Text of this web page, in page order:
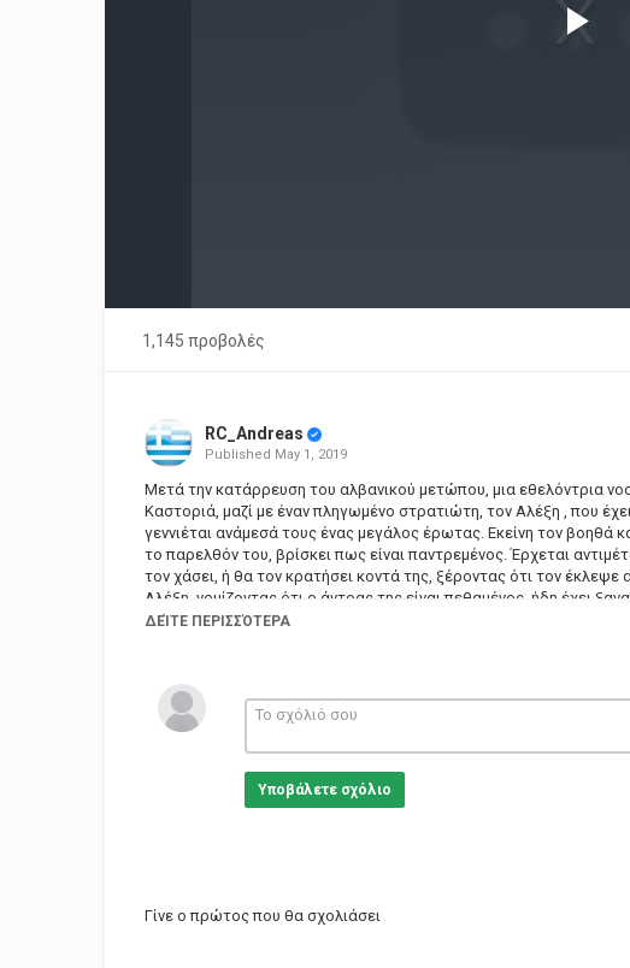
1,145 προβολές
RC_Andreas
Published May 1, 2019
Μετά την κατάρρευση του αλβανικού μετώπου, μια εθελόντρια
Καστοριά, μαζί με έναν πληγωμένο στρατιώτη, τον Αλέξη , που
γεννιέται ανάμεσά τους ένας μεγάλος έρωτας. Εκείνη τον βοηθά
το παρελθόν του, βρίσκει πως είναι παντρεμένος. Έρχεται
τον χάσει, ή θα τον κρατήσει κοντά της, ξέροντας ότι τον
Αλέξη, νομίζοντας ότι ο άντρας της είναι πεθαμένος, ήδη έχει
λύση σ’ ένα ηθικό δίλημμα.
ΔΕΊΤΕ ΠΕΡΙΣΣΌΤΕΡΑ
Υποβάλετε σχόλιο
Γίνε ο πρώτος που θα σχολιάσει